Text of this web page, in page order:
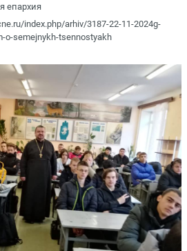
епархия
index.php/arhiv/3187-22-11-2024g-
o-semejnykh-tsennostyakh